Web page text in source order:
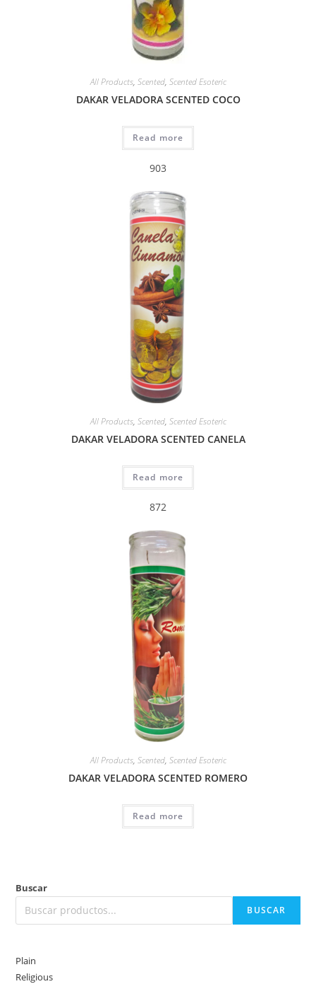
All Products, Scented, Scented Esoteric
DAKAR VELADORA SCENTED COCO
Read more
903
All Products, Scented, Scented Esoteric
DAKAR VELADORA SCENTED CANELA
Read more
872
All Products, Scented, Scented Esoteric
DAKAR VELADORA SCENTED ROMERO
Read more
Buscar
BUSCAR
Plain
Religious